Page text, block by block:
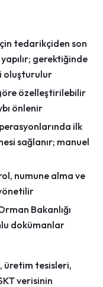
tedarikçiden son
gerektiğinde
oluşturulur
özelleştirilebilir
önlenir
ilk
sağlanır; manuel
numune alma ve
Bakanlığı
dokümanlar
üretim tesisleri,
verisinin